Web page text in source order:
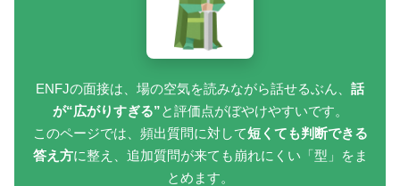
ENFJの面接は、場の空気を読みながら話せるぶん、 話
が“広がりすぎる”と評価点がぼやけやすいです。
このページでは、頻出質問に対して短くても判断できる
答え方に整え、追加質問が来ても崩れにくい「型」をま
とめます。